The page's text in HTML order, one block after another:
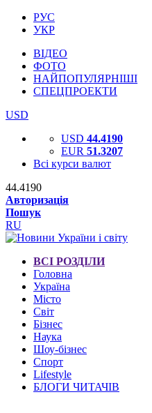
РУС
УКР
ВІДЕО
ФОТО
НАЙПОПУЛЯРНІШІ
СПЕЦПРОЕКТИ
USD
USD 44.4190
EUR 51.3207
Всі курси валют
44.4190
Авторизація
Пошук
RU
ВСІ РОЗДІЛИ
Головна
Україна
Місто
Світ
Бізнес
Наука
Шоу-бізнес
Спорт
Lifestyle
БЛОГИ ЧИТАЧІВ